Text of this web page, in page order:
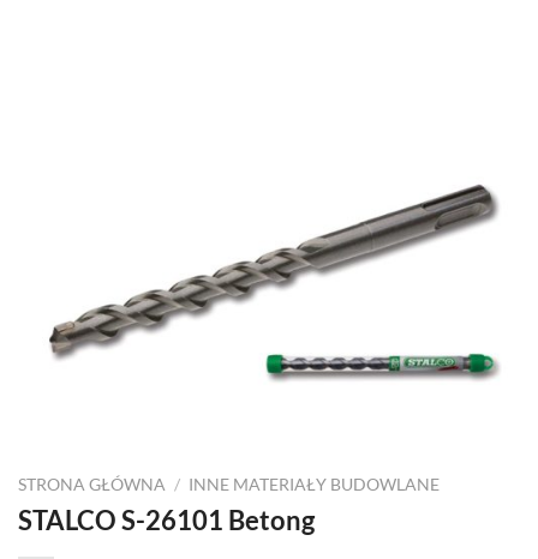
STRONA GŁÓWNA / INNE MATERIAŁY BUDOWLANE
STALCO S-26101 Betong